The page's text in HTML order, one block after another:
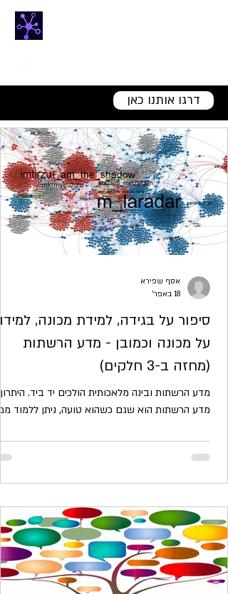
דרגו אותנו כאן
סיפור על בגידה, למידת מכונה,
על מכונה וכמובן - מדע הרשתות
(מחזה ב-3 חלקים)
מדע הרשתות ובינה מלאכותית הולכים יד ביד.
מדע הרשתות הוא שגם כשהוא טועה, ניתן ללמוד
אסף שפירא
18 באפר׳